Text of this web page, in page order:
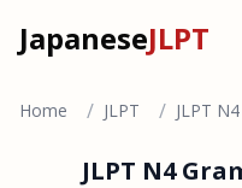
JapaneseJLPT
Home / JLPT / JLPT
JLPT N4